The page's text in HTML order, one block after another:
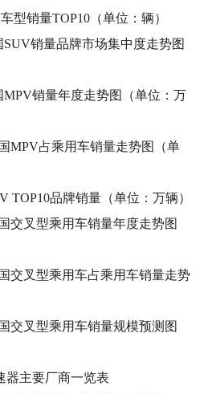
型销量TOP10（单位：辆）
SUV销量品牌市场集中度走势图
MPV销量年度走势图（单位：万
MPV占乘用车销量走势图（单
TOP10品牌销量（单位：万辆）
交叉型乘用车销量年度走势图
交叉型乘用车占乘用车销量走势
交叉型乘用车销量规模预测图
器主要厂商一览表